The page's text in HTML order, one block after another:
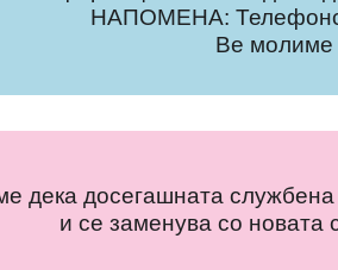
НАПОМЕНА:
Ве молиме
дека досегашната
и се заменува со новата